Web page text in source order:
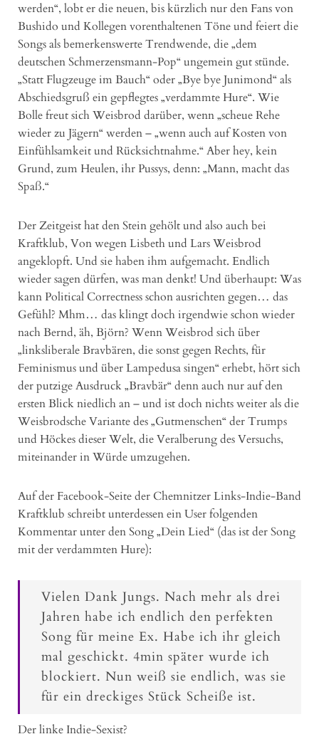
werden“, lobt er die neuen, bis kürzlich nur den Fans von
Bushido und Kollegen vorenthaltenen Töne und feiert die
Songs als bemerkenswerte Trendwende, die „dem
deutschen Schmerzensmann-Pop“ ungemein gut stünde.
„Statt Flugzeuge im Bauch“ oder „Bye bye Junimond“ als
Abschiedsgruß ein gepflegtes „verdammte Hure“. Wie
Bolle freut sich Weisbrod darüber, wenn „scheue Rehe
wieder zu Jägern“ werden – „wenn auch auf Kosten von
Einfühlsamkeit und Rücksichtnahme.“ Aber hey, kein
Grund, zum Heulen, ihr Pussys, denn: „Mann, macht das
Spaß.“
Der Zeitgeist hat den Stein gehölt und also auch bei
Kraftklub, Von wegen Lisbeth und Lars Weisbrod
angeklopft. Und sie haben ihm aufgemacht. Endlich
wieder sagen dürfen, was man denkt! Und überhaupt: Was
kann Political Correctness schon ausrichten gegen… das
Gefühl? Mhm… das klingt doch irgendwie schon wieder
nach Bernd, äh, Björn? Wenn Weisbrod sich über
„linksliberale Bravbären, die sonst gegen Rechts, für
Feminismus und über Lampedusa singen“ erhebt, hört sich
der putzige Ausdruck „Bravbär“ denn auch nur auf den
ersten Blick niedlich an – und ist doch nichts weiter als die
Weisbrodsche Variante des „Gutmenschen“ der Trumps
und Höckes dieser Welt, die Veralberung des Versuchs,
miteinander in Würde umzugehen.
Auf der Facebook-Seite der Chemnitzer Links-Indie-Band
Kraftklub schreibt unterdessen ein User folgenden
Kommentar unter den Song „Dein Lied“ (das ist der Song
mit der verdammten Hure):
Vielen Dank Jungs. Nach mehr als drei
Jahren habe ich endlich den perfekten
Song für meine Ex. Habe ich ihr gleich
mal geschickt. 4min später wurde ich
blockiert. Nun weiß sie endlich, was sie
für ein dreckiges Stück Scheiße ist.
Der linke Indie-Sexist?